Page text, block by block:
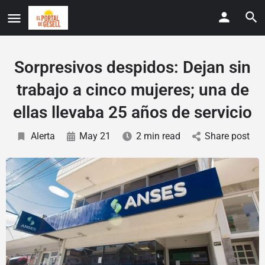
Sorpresivos despidos: Dejan sin
trabajo a cinco mujeres; una de
ellas llevaba 25 años de servicio
Alerta May 21 2 min read Share post